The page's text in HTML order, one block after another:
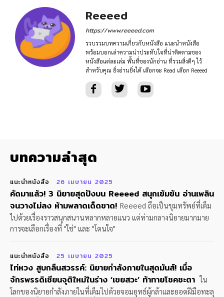
Reeeed
https://www.reeeed.com
รวบรวมบทความเกี่ยวกับหนังสือ แนะนำหนังสือ
พร้อมบอกเล่าความน่าประทับใจที่น่าติดตามของ
หนังสือแต่ละเล่ม พื้นที่ของนักอ่าน ที่รวมสิ่งดีๆ ไว้
สำหรับคุณ ยิ่งอ่านยิ่งได้ เลือกจะ Read เลือก Reeeed
บทความล่าสุด
แนะนำหนังสือ 26 เมษายน 2025
คัดมาแล้ว! 3 นิยายสุดปังบน Reeeed สนุกเข้มข้น อ่านเพลิน
จนวางไม่ลง ห้ามพลาดเด็ดขาด! Reeeed ถือเป็นขุมทรัพย์ที่เต็ม
ไปด้วยเรื่องราวสนุกสนานหลากหลายแนว แต่ท่ามกลางนิยายมากมาย
การจะเลือกเรื่องที่ "ใช่" และ "โดนใจ"
แนะนำหนังสือ 25 เมษายน 2025
ไท่หวง สูบกลืนสวรรค์: นิยายกำลังภายในสุดมันส์! เมื่อ
จักรพรรดิเซียนจุติใหม่ในร่าง ‘เขยสวะ’ ท้าทายโชคชะตา ใน
โลกของนิยายกำลังภายในที่เต็มไปด้วยจอมยุทธ์ผู้กล้าและยอดฝีมือทะลุ